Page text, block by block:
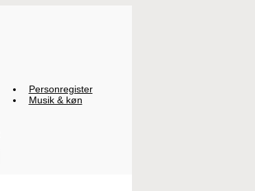
Personregister
Musik & køn